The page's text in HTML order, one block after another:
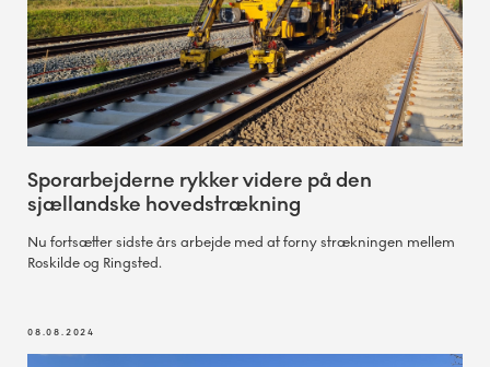
Sporarbejderne rykker videre på den
sjællandske hovedstrækning
Nu fortsætter sidste års arbejde med at forny strækningen mellem
Roskilde og Ringsted.
08.08.2024